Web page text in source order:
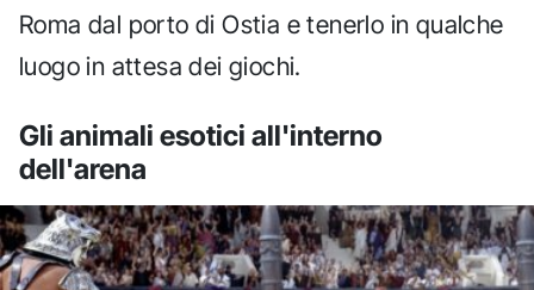
Roma dal porto di Ostia e tenerlo in qualche
luogo in attesa dei giochi.
Gli animali esotici all'interno
dell'arena